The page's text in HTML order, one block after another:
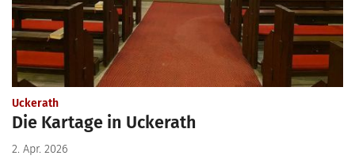
Uckerath:
Die Kartage in Uckerath
2. Apr. 2026